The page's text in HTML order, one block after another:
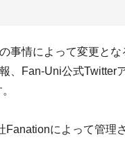
事情によって変更とな
、Fan-Uni公式Twitter
Fanationによって管理